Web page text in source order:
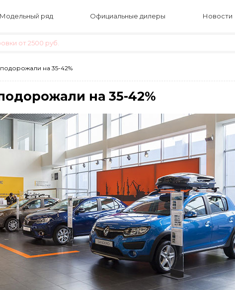
Модельный ряд Официальные дилеры Новости
от 2500 руб.
на 35-42%
на 35-42%